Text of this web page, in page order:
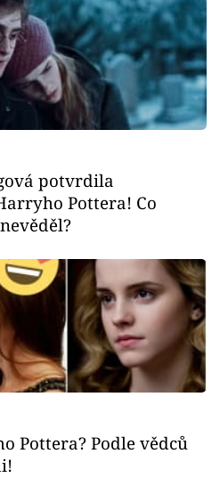
potvrdila
Pottera! Co
Pottera? Podle vědců